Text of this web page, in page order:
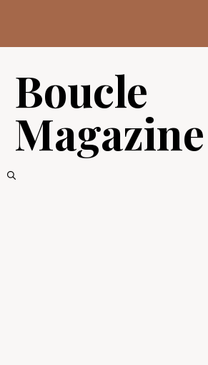
contenu
Boucle
Magazine